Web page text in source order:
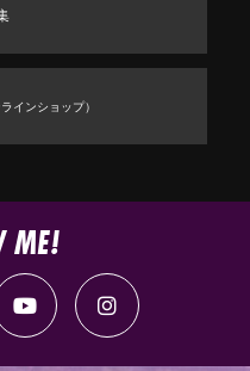
インショップ）
ME!